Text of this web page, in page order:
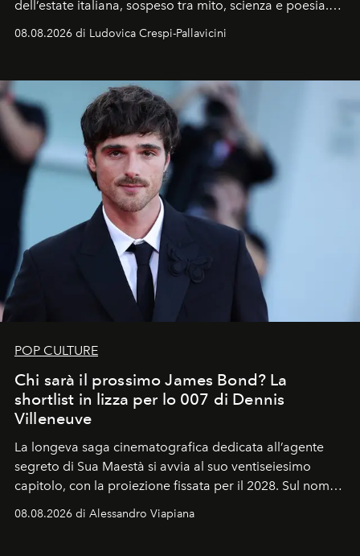
dell’estate italiana, sospeso tra mito, scienza e poesia.
Sarà il momento in cui gli occhi si alzano verso la volta
celeste per seguire il passaggio delle
all’universo i desideri più segreti
08.08.2026 di Ludovica Crespi-Pallavicini
POP CULTURE
Chi sarà il prossimo James Bond? La
shortlist in lizza per lo 007 di Dennis
Villeneuve
La longeva saga cinematografica dedicata all’agente
segreto di Sua Maestà si avvia al suo ventiseiesimo
capitolo, con la proiezione fissata per il 2028. Sul nome
dell’attore chiamato a raccogliere l’eredità di Daniel
Craig, però, regna ancora il più assoluto riserbo.
08.08.2026 di Alessandro Viapiana